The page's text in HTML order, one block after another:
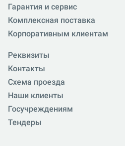
Гарантия и сервис
Комплексная поставка
Корпоративным клиентам
Реквизиты
Контакты
Схема проезда
Наши клиенты
Госучреждениям
Тендеры